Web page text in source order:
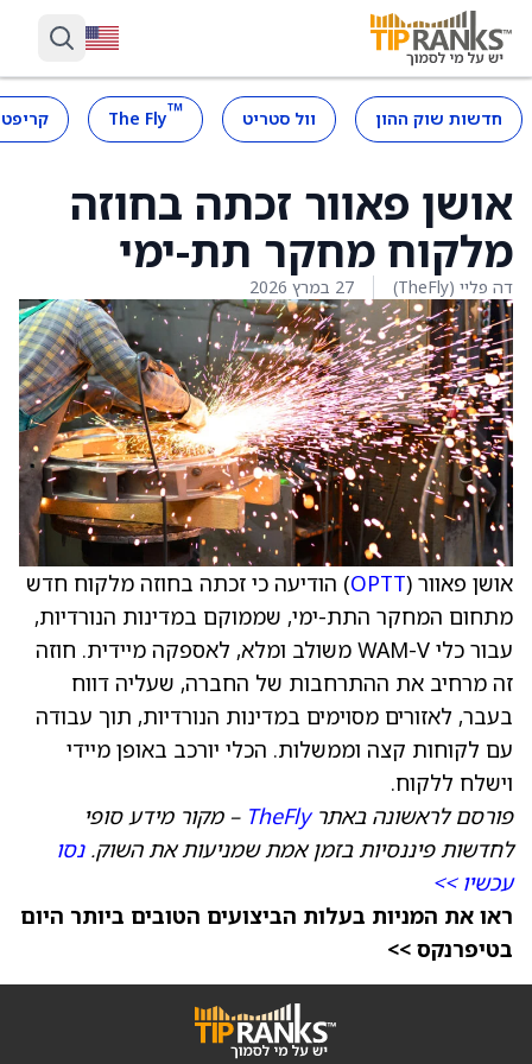
חדשות שוק ההון וול סטריט ™
The Fly
אושן פאוור זכתה בחוזה
מלקוח מחקר תת-ימי
דה פליי (TheFly) 27 במרץ 2026
אושן פאוור (OPTT) הודיעה כי זכתה בחוזה מלקוח חדש
מתחום המחקר התת-ימי, שממוקם במדינות הנורדיות,
עבור כלי WAM-V משולב ומלא, לאספקה מיידית. חוזה
זה מרחיב את ההתרחבות של החברה, שעליה דווח
בעבר, לאזורים מסוימים במדינות הנורדיות, תוך עבודה
עם לקוחות קצה וממשלות. הכלי יורכב באופן מיידי
וישלח ללקוח.
פורסם לראשונה באתרTheFly – מקור מידע סופי
לחדשות פיננסיות בזמן אמת שמניעות את השוק.נסו
עכשיו >>
ראו את המניות בעלות הביצועים הטובים ביותר היום
בטיפרנקס >>